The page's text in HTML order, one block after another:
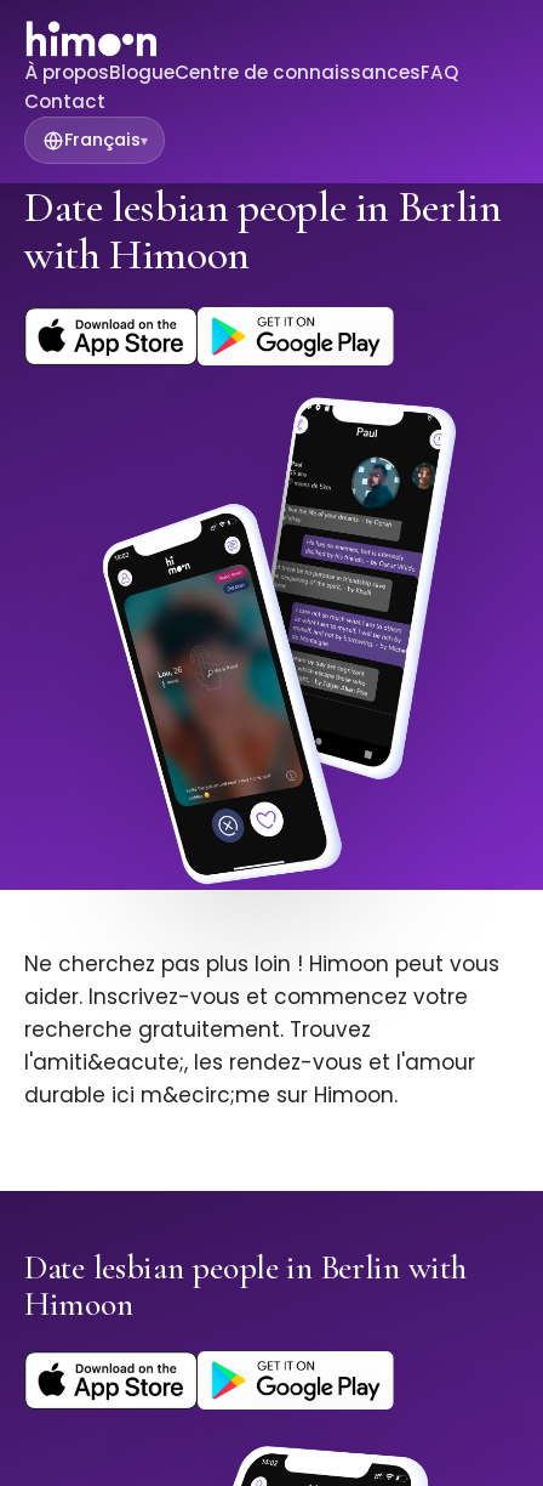
À proposBlogueCentre de connaissancesFAQ
Contact
Français▾
Date lesbian people in Berlin
with Himoon
Ne cherchez pas plus loin ! Himoon peut vous
aider. Inscrivez-vous et commencez votre
recherche gratuitement. Trouvez
l'amiti&eacute;, les rendez-vous et l'amour
durable ici m&ecirc;me sur Himoon.
Date lesbian people in Berlin with
Himoon